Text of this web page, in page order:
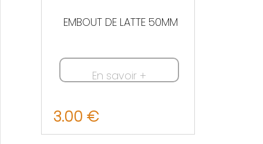
EMBOUT DE LATTE 50MM
En savoir +
3.00 €